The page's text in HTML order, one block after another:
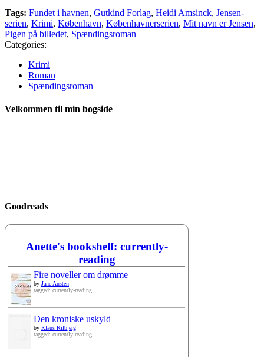
Tags: Fundet i havnen, Gutkind Forlag, Heidi Amsinck, Jensen-
serien, Krimi, København, Københavnerserien, Mit navn er Jensen,
Pigen på billedet, Spændingsroman
Categories:
Krimi
Roman
Spændingsroman
Velkommen til min bogside
Goodreads
Anette's bookshelf: currently-
reading
Fire noveller om drømme
by Jane Austen
tagged: currently-reading
Den kroniske uskyld
by Klaus Rifbjerg
tagged: currently-reading